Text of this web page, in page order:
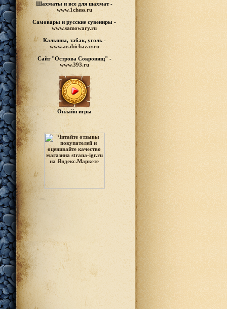
Шахматы и все для шахмат -
www.1chess.ru
Самовары и русские сувениры -
www.samowary.ru
Кальяны, табак, уголь -
www.arabicbazar.ru
Сайт "Острова Сокровищ" -
www.393.ru
Онлайн игры